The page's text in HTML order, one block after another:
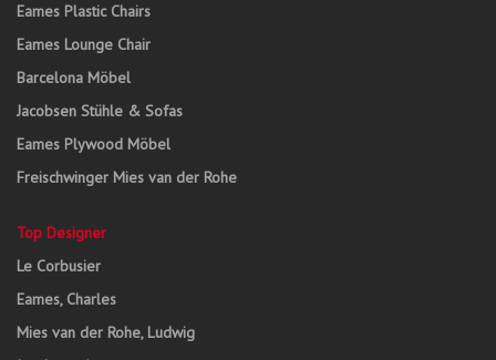
Eames Plastic Chairs
Eames Lounge Chair
Barcelona Möbel
Jacobsen Stühle & Sofas
Eames Plywood Möbel
Freischwinger Mies van der Rohe
Top Designer
Le Corbusier
Eames, Charles
Mies van der Rohe, Ludwig